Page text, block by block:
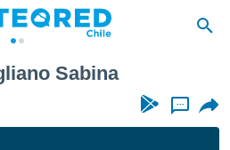
Sabina
...